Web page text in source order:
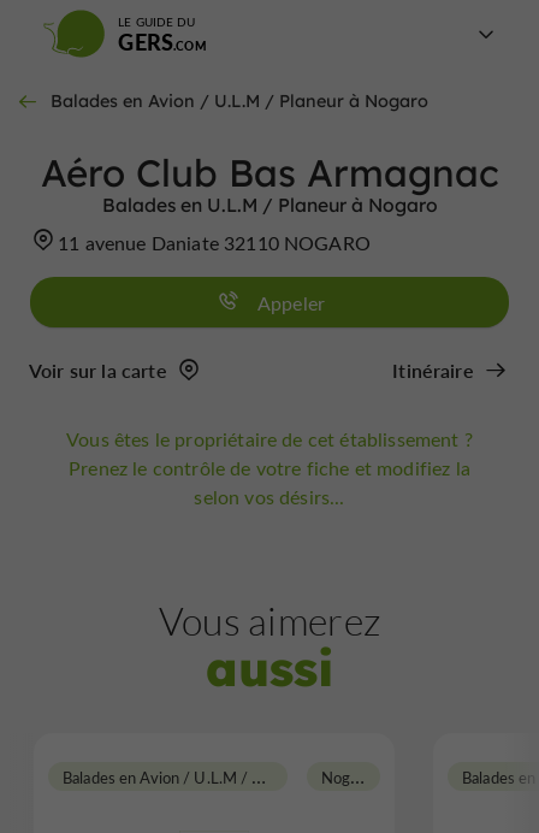
LE GUIDE DU
GERS
Balades en Avion / U.L.M / Planeur à Nogaro
Aéro Club Bas Armagnac
Balades en U.L.M / Planeur à Nogaro
11 avenue Daniate 32110 NOGARO
Appeler
Voir sur la carte Itinéraire
Vous êtes le propriétaire de cet établissement ?
Prenez le contrôle de votre fiche et modifiez la
selon vos désirs...
Vous aimerez
aussi
B
alades en Avion / U.L.M / Planeur N
ogaro